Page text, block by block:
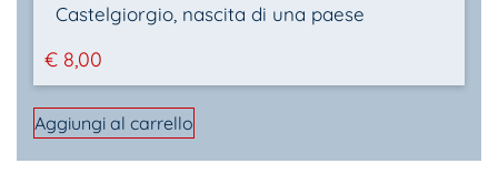
Castelgiorgio, nascita di una paese
€ 8,00
Aggiungi al carrello